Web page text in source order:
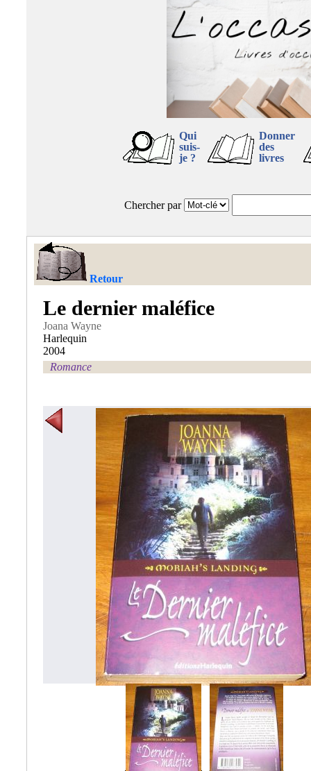
Qui
suis-
je ?
Donner
des
livres
Chercher par
Retour
Le dernier maléfice
Joana Wayne
Harlequin
2004
Romance